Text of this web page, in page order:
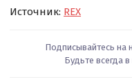
Источник: REX
Подписывайтесь на
Будьте всегда